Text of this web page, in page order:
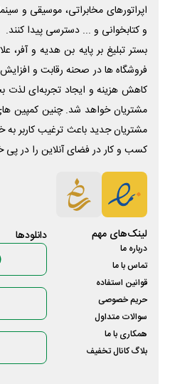
اپراتورهای مخابراتی، موسیقی و
و کتابخوانی و ... دسترسی پیدا کنند.
بستر تبلیغ بر پایه بن هدیه و آفر،
فروشگاه ها در صحنه رقابت و
کاهش هزینه و ایجاد تجربه‌ای
مشتریان خواهد شد. چنین کمپین
مشتریان جدید باعث ترغیب کاربر
کسب و کار در فضای آنلاین را در
لینک‌های مهم
درباره ما
تماس با ما
قوانین استفاده
حریم خصوصی
سوالات متداول
همکاری با ما
بلاگ کانال تخفیف
دانلود‌ها